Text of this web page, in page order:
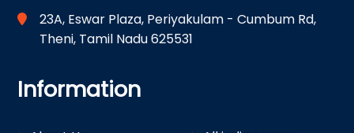
23A, Eswar Plaza, Periyakulam - Cumbum Rd,
Theni, Tamil Nadu 625531
Information